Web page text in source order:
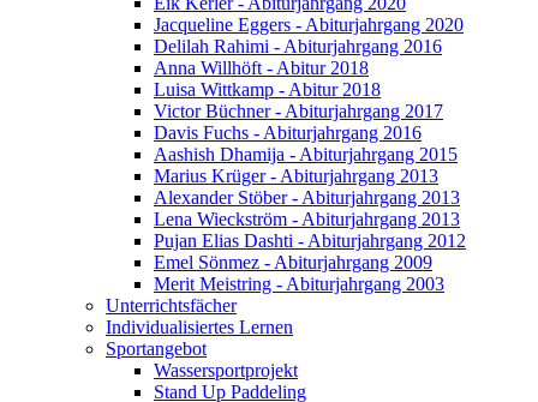
Jacqueline Eggers - Abiturjahrgang 2020
Delilah Rahimi - Abiturjahrgang 2016
Anna Willhöft - Abitur 2018
Luisa Wittkamp - Abitur 2018
Victor Büchner - Abiturjahrgang 2017
Davis Fuchs - Abiturjahrgang 2016
Aashish Dhamija - Abiturjahrgang 2015
Marius Krüger - Abiturjahrgang 2013
Alexander Stöber - Abiturjahrgang 2013
Lena Wieckström - Abiturjahrgang 2013
Pujan Elias Dashti - Abiturjahrgang 2012
Emel Sönmez - Abiturjahrgang 2009
Merit Meistring - Abiturjahrgang 2003
Unterrichtsfächer
Individualisiertes Lernen
Sportangebot
Wassersportprojekt
Stand Up Paddeling